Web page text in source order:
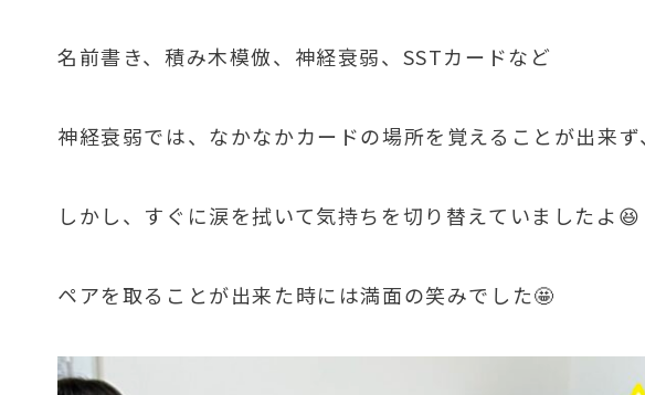
名前書き、積み木模倣、神経衰弱、SSTカードなど
神経衰弱では、なかなかカードの場所を覚えることが出来
しかし、すぐに涙を拭いて気持ちを切り替えていましたよ😆
ペアを取ることが出来た時には満面の笑みでした🤩